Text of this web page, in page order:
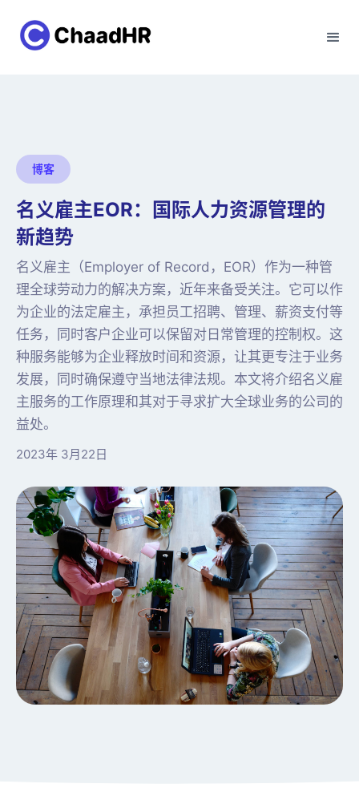
博客
名义雇主EOR：国际人力资源管理的
新趋势
名义雇主（Employer of Record，EOR）作为一种管
理全球劳动力的解决方案，近年来备受关注。它可以作
为企业的法定雇主，承担员工招聘、管理、薪资支付等
任务，同时客户企业可以保留对日常管理的控制权。这
种服务能够为企业释放时间和资源，让其更专注于业务
发展，同时确保遵守当地法律法规。本文将介绍名义雇
主服务的工作原理和其对于寻求扩大全球业务的公司的
益处。
2023年 3月22日